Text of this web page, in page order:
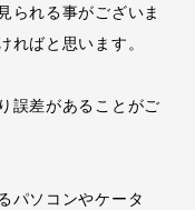
られる事がございま
ればと思います。
誤差があることがご
パソコンやケータ